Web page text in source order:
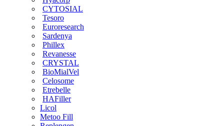
CYTOSIAL
Tesoro
Euroresearch
Sardenya
Phillex
Revanesse
CRYSTAL
BioMialVel
Celosome
Etrebelle
HAFiller
Licol
Metoo Fill